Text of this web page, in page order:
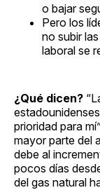
o bajar
Pero los
no subir
laboral se
¿Qué dicen?
prioridad para
mayor parte del
debe al
pocos días
del gas natural